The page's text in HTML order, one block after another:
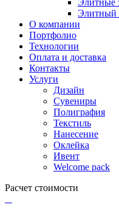
Элитные
Элитный
О компании
Портфолио
Технологии
Оплата и доставка
Контакты
Услуги
Дизайн
Сувениры
Полиграфия
Текстиль
Нанесение
Оклейка
Ивент
Welcome pack
Расчет стоимости